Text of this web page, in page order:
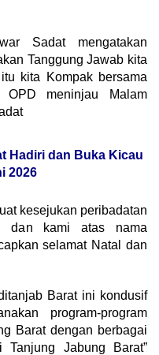
Sadat mengatakan
Tanggung Jawab kita
kita Kompak bersama
meninjau Malam
Hadiri dan Buka Kicau
2026
kesejukan peribadatan
dan kami atas nama
selamat Natal dan
Barat ini kondusif
program-program
Barat dengan berbagai
Jabung Barat”